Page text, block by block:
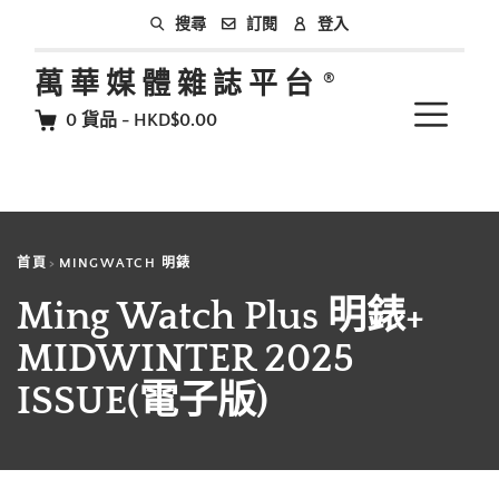
搜尋 訂閱 登入
萬華媒體雜誌平台
0 貨品 - HKD$0.00
首頁 MINGWATCH 明錶
Ming Watch Plus 明錶+
MIDWINTER 2025
ISSUE(電子版)